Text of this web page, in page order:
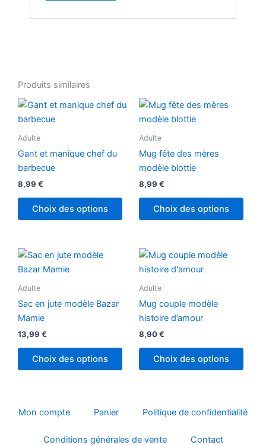
Produits similaires
Adulte
Gant et manique chef du
barbecue
8,99 €
Choix des options
Adulte
Mug fête des mères
modèle blottie
8,99 €
Choix des options
Adulte
Sac en jute modèle Bazar
Mamie
13,99 €
Choix des options
Adulte
Mug couple modèle
histoire d’amour
8,90€
Choix des options
être
la
Mon compte Panier Politique de confidentialité
Conditions générales de vente Contact